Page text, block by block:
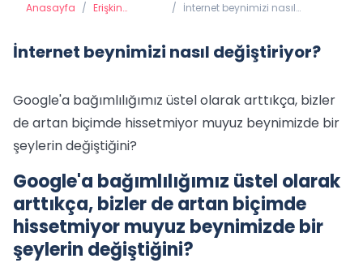
Anasayfa / Erişkin
/ İnternet beynimizi nasıl
İnternet beynimizi nasıl değiştiriyor?
Google'a bağımlılığımız üstel olarak arttıkça, bizler
de artan biçimde hissetmiyor muyuz beynimizde bir
şeylerin değiştiğini?
Google'a bağımlılığımız üstel olarak
arttıkça, bizler de artan biçimde
hissetmiyor muyuz beynimizde bir
şeylerin değiştiğini?